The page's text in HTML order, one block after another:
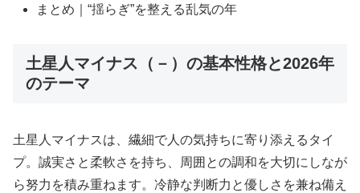
まとめ｜“揺らぎ”を整える乱気の年
土星人マイナス（－）の基本性格と2026年
のテーマ
土星人マイナスは、繊細で人の気持ちに寄り添えるタイ
プ。誠実さと柔軟さを持ち、周囲との調和を大切にしなが
ら努力を積み重ねます。冷静な判断力と優しさを兼ね備え